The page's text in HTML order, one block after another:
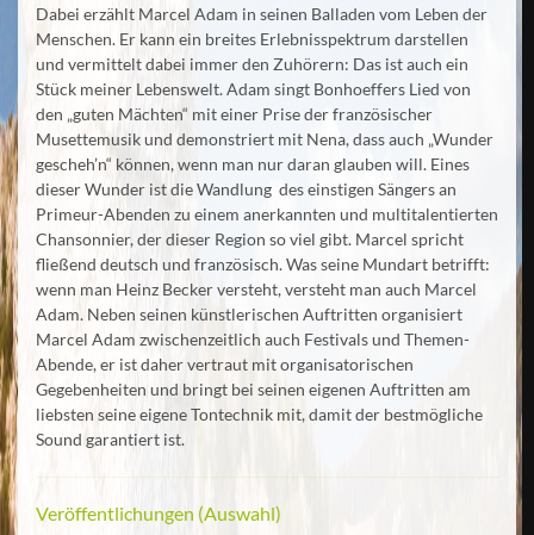
Dabei erzählt Marcel Adam in seinen Balladen vom Leben der
Menschen. Er kann ein breites Erlebnisspektrum darstellen
und vermittelt dabei immer den Zuhörern: Das ist auch ein
Stück meiner Lebenswelt. Adam singt Bonhoeffers Lied von
den „guten Mächten“ mit einer Prise der französischer
Musettemusik und demonstriert mit Nena, dass auch „Wunder
gescheh’n“ können, wenn man nur daran glauben will. Eines
dieser Wunder ist die Wandlung des einstigen Sängers an
Primeur-Abenden zu einem anerkannten und multitalentierten
Chansonnier, der dieser Region so viel gibt. Marcel spricht
fließend deutsch und französisch. Was seine Mundart betrifft:
wenn man Heinz Becker versteht, versteht man auch Marcel
Adam. Neben seinen künstlerischen Auftritten organisiert
Marcel Adam zwischenzeitlich auch Festivals und Themen-
Abende, er ist daher vertraut mit organisatorischen
Gegebenheiten und bringt bei seinen eigenen Auftritten am
liebsten seine eigene Tontechnik mit, damit der bestmögliche
Sound garantiert ist.
Veröffentlichungen (Auswahl)